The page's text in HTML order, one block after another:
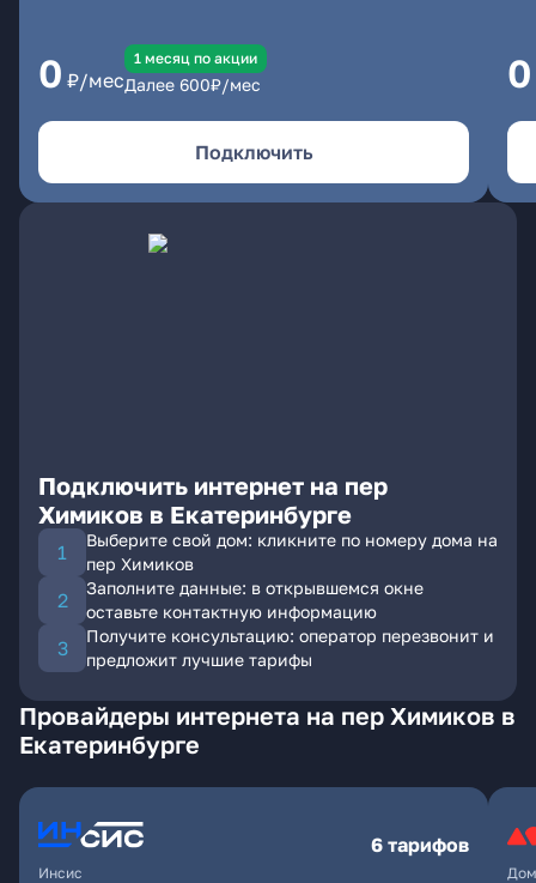
0 ₽/мес
1 месяц по акции
Далее 600₽/мес
Подключить
0
Подключить интернет на пер
Химиков в Екатеринбурге
Выберите свой дом: кликните по номеру дома на
пер Химиков
Заполните данные: в открывшемся окне
оставьте контактную информацию
Получите консультацию: оператор перезвонит и
предложит лучшие тарифы
Провайдеры интернета на пер Химиков в
Екатеринбурге
Инсис
6 тарифов